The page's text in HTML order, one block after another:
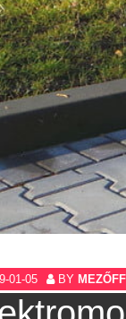
01-05 BY